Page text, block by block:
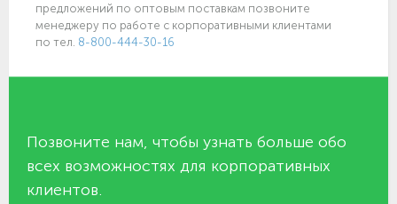
предложений по оптовым поставкам позвоните
менеджеру по работе с корпоративными клиентами
по тел. 8-800-444-30-16
Позвоните нам, чтобы узнать больше обо
всех возможностях для корпоративных
клиентов.